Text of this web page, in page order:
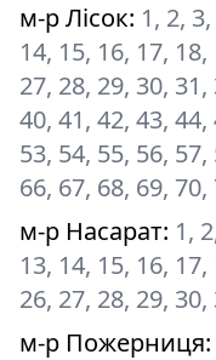
м-р Лісок: 1, 2,
14, 15, 16, 17,
27, 28, 29, 30,
40, 41, 42, 43,
53, 54, 55, 56,
66, 67, 68, 69, 70,
м-р Насарат: 1,
13, 14, 15, 16,
26, 27, 28, 29,
м-р Пожерниця: